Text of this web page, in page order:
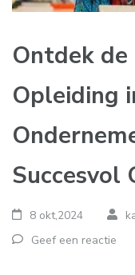
Ontdek de
Opleiding
Succesvol
8 okt,2024
Geef een reactie